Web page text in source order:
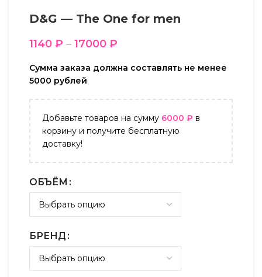
D&G — The One for men
1140 ₽ – 17000 ₽
Сумма заказа должна составлять не менее
5000 рублей
Добавьте товаров на сумму 6000 ₽ в
корзину и получите бесплатную
доставку!
ОБЪЁМ
БРЕНД